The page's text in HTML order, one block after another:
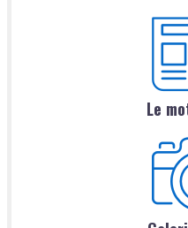
Le